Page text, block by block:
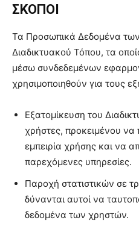
ΣΚΟΠΟΙ
Τα Προσωπικά Δεδομένα
Διαδικτυακού Τόπου, τα
μέσω συνδεδεμένων
χρησιμοποιηθούν για τους
Εξατομίκευση του
χρήστες, προκειμένου να
εμπειρία χρήσης και να
παρεχόμενες υπηρεσίες.
Παροχή στατιστικών σε
δύνανται αυτοί να
δεδομένα των χρηστών.